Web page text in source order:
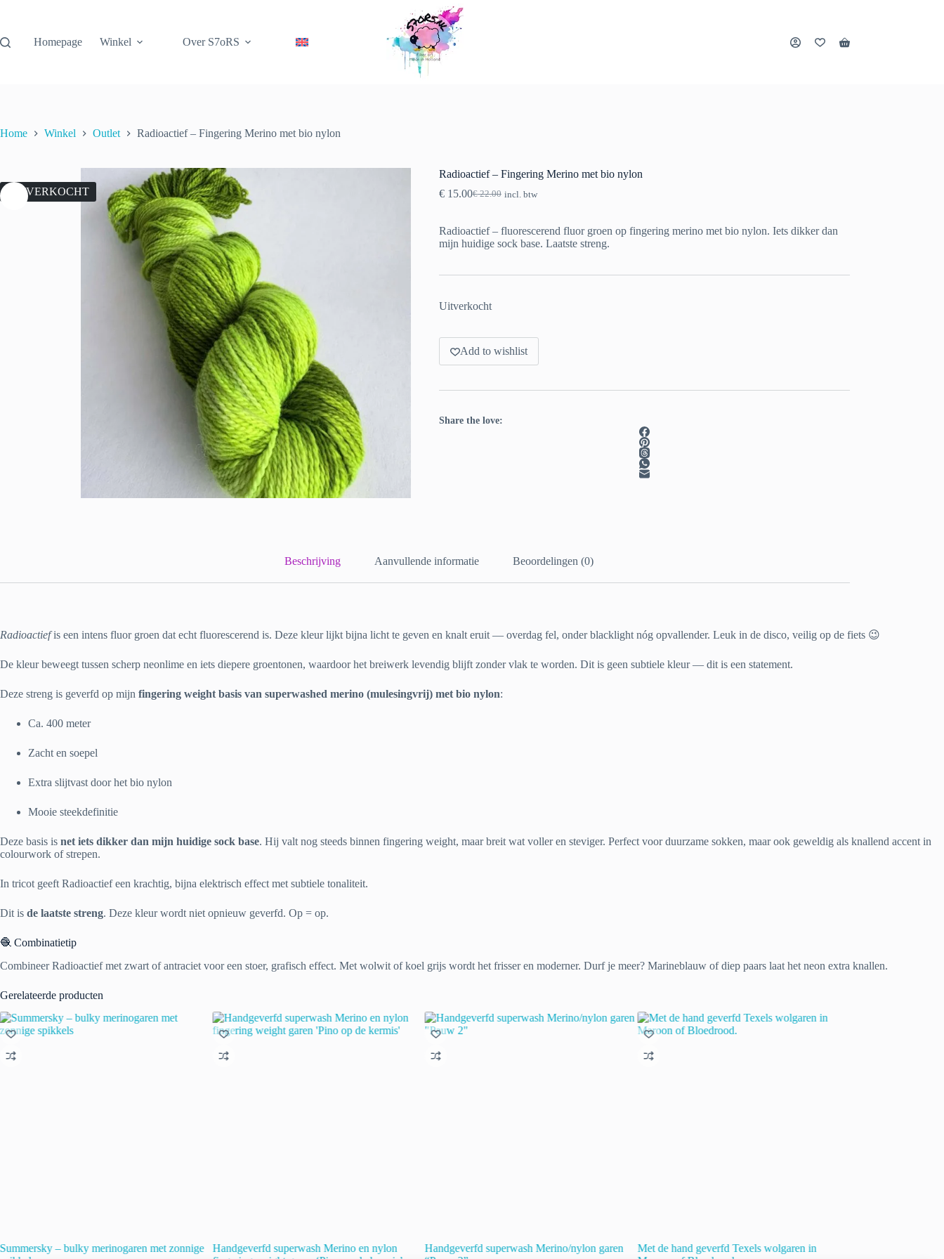
inhoud
Homepage Winkel Over S7oRS Winkelwagen
Home Winkel Outlet Radioactief – Fingering Merino met bio nylon
UITVERKOCHT
Radioactief – Fingering Merino met bio nylon
€22.00
Oorspronkelijke
was:
€ 22.00.
€15.00Huidige
€ 15.00.
incl. btw
Radioactief – fluorescerend fluor groen op fingering merino met bio nylon. Iets dikker dan
mijn huidige sock base. Laatste streng.
Uitverkocht
Add to wishlist
Share the love:
Beschrijving Aanvullende informatie Beoordelingen (0)
Radioactiefis een intens fluor groen dat echt fluorescerend is. Deze kleur lijkt bijna licht te geven en knalt eruit — overdag fel, onder blacklight nóg opvallender. Leuk in de disco, veilig op de fiets 😉
De kleur beweegt tussen scherp neonlime en iets diepere groentonen, waardoor het breiwerk levendig blijft zonder vlak te worden. Dit is geen subtiele kleur — dit is een statement.
Deze streng is geverfd op mijn fingering weight basis van superwashed merino (mulesingvrij) met bio nylon:
Ca. 400 meter
Zacht en soepel
Extra slijtvast door het bio nylon
Mooie steekdefinitie
Deze basis is net iets dikker dan mijn huidige sock base. Hij valt nog steeds binnen fingering weight, maar breit wat voller en steviger. Perfect voor duurzame sokken, maar ook geweldig als knallend accent in
colourwork of strepen.
In tricot geeft Radioactief een krachtig, bijna elektrisch effect met subtiele tonaliteit.
Dit is de laatste streng. Deze kleur wordt niet opnieuw geverfd. Op = op.
🧶 Combinatietip
Combineer Radioactief met zwart of antraciet voor een stoer, grafisch effect. Met wolwit of koel grijs wordt het frisser en moderner. Durf je meer? Marineblauw of diep paars laat het neon extra knallen.
Gerelateerde producten
Summersky – bulky merinogaren met zonnige
Handgeverfd superwash Merino en nylon
Handgeverfd superwash Merino/nylon garen
Met de hand geverfd Texels wolgaren in